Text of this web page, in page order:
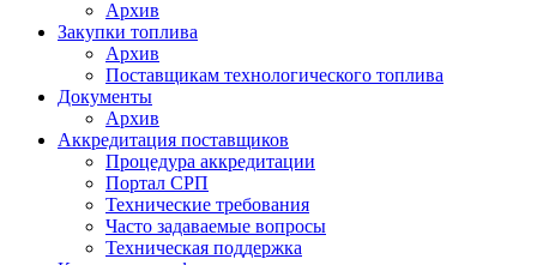
Архив
Закупки топлива
Архив
Поставщикам технологического топлива
Документы
Архив
Аккредитация поставщиков
Процедура аккредитации
Портал СРП
Технические требования
Часто задаваемые вопросы
Техническая поддержка